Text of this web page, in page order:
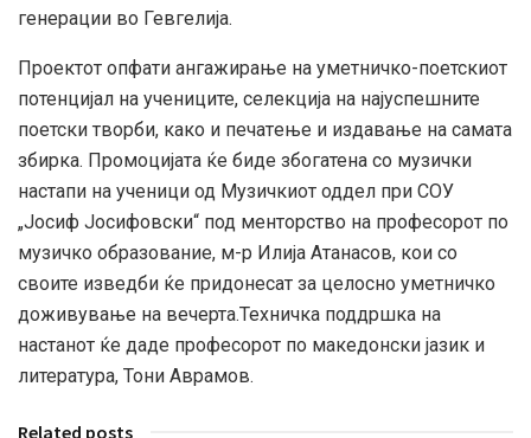
генерации во Гевгелија.
Проектот опфати ангажирање на уметничко-поетскиот
потенцијал на учениците, селекција на најуспешните
поетски творби, како и печатeње и издавање на самата
збирка. Промоцијата ќе биде збогатена со музички
настапи на ученици од Музичкиот оддел при СОУ
„Јосиф Јосифовски“ под менторство на професорот по
музичко образование, м-р Илија Атанасов, кои со
своите изведби ќе придонесат за целосно уметничко
доживување на вечерта.Техничка поддршка на
настанот ќе даде професорот по македонски јазик и
литература, Тони Аврамов.
Related posts